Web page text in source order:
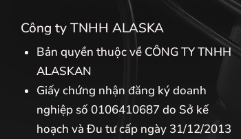
Công ty TNHH ALASKA
Bản quyền thuộc về CÔNG TY TNHH
ALASKAN
Giấy chứng nhận đăng ký doanh
nghiệp số 0106410687 do Sở kế
hoạch và Đu tư cấp ngày 31/12/2013